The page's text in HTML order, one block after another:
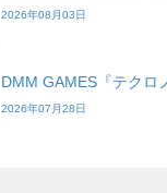
2026年08月03日
DMM GAMES『テクロ
2026年07月28日